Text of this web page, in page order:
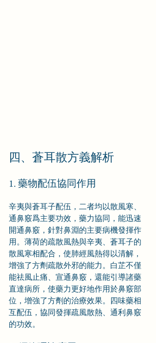
四、蒼耳散方義解析
1. 藥物配伍協同作用
辛夷與蒼耳子配伍，二者均以散風寒、
通鼻竅爲主要功效，藥力協同，能迅速
開通鼻竅，針對鼻淵的主要病機發揮作
用。薄荷的疏散風熱與辛夷、蒼耳子的
散風寒相配合，使肺經風熱得以清解，
增強了方劑疏散外邪的能力。白芷不僅
能祛風止痛、宣通鼻竅，還能引導諸藥
直達病所，使藥力更好地作用於鼻竅部
位，增強了方劑的治療效果。四味藥相
互配伍，協同發揮疏風散熱、通利鼻竅
的功效。